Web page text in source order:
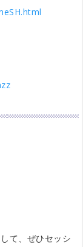
て、ぜひセッシ